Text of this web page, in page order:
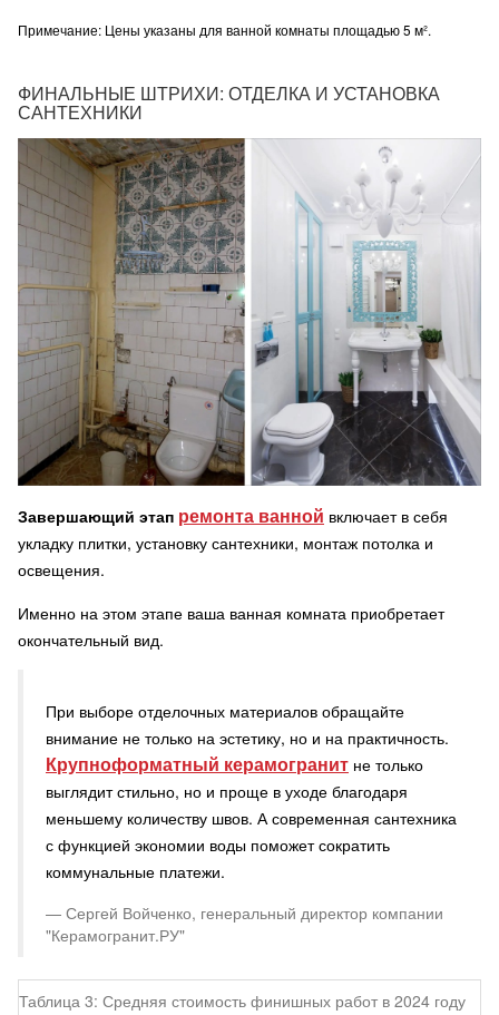
Примечание: Цены указаны для ванной комнаты площадью 5 м².
ФИНАЛЬНЫЕ ШТРИХИ: ОТДЕЛКА И УСТАНОВКА
САНТЕХНИКИ
Завершающий этап ремонта ванной включает в себя
укладку плитки, установку сантехники, монтаж потолка и
освещения.
Именно на этом этапе ваша ванная комната приобретает
окончательный вид.
При выборе отделочных материалов обращайте
внимание не только на эстетику, но и на практичность.
Крупноформатный керамогранит не только
выглядит стильно, но и проще в уходе благодаря
меньшему количеству швов. А современная сантехника
с функцией экономии воды поможет сократить
коммунальные платежи.
Сергей Войченко, генеральный директор компании
"Керамогранит.РУ"
Таблица 3: Средняя стоимость финишных работ в 2024 году